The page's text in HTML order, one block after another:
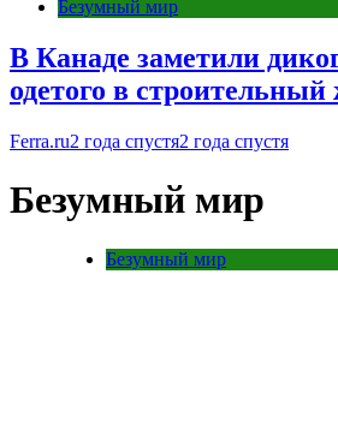
Безумный мир
В Канаде заметили
одетого в строительный
Ferra.ru2 года спустя2 года спустя
Безумный мир
Безумный мир